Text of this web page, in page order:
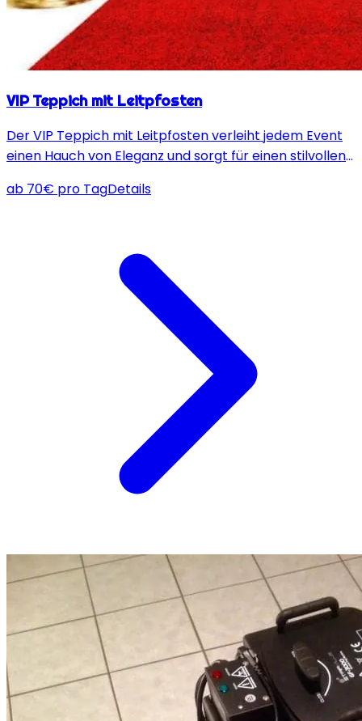
VIP Teppich mit Leitpfosten
Der VIP Teppich mit Leitpfosten verleiht jedem Event
einen Hauch von Eleganz und sorgt für einen stilvollen
ab 70€ pro TagDetails